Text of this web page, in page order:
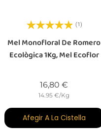
(1)
Mel Monofloral De Romero
Ecològica 1Kg, Mel Ecoflor
16,80 €
14.95 €/Kg
Afegir A La Cistella